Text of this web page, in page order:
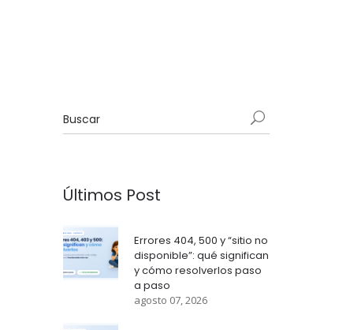
Últimos Post
Errores 404, 500 y “sitio no
disponible”: qué significan
y cómo resolverlos paso
a paso
agosto 07, 2026